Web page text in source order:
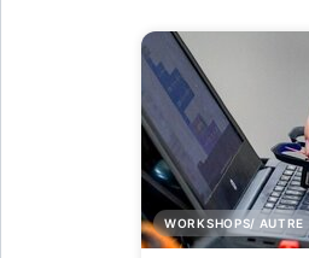
WORKSHOPS/ AUTRE